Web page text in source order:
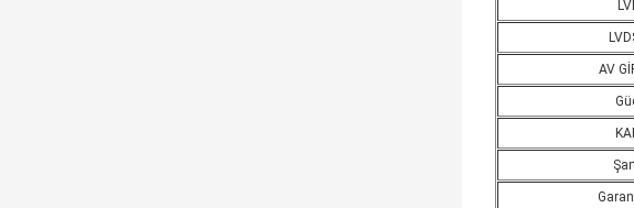
AV